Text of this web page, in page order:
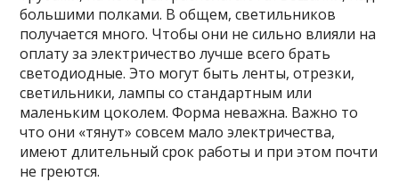
большими полками. В общем, светильников
получается много. Чтобы они не сильно влияли на
оплату за электричество лучше всего брать
светодиодные. Это могут быть ленты, отрезки,
светильники, лампы со стандартным или
маленьким цоколем. Форма неважна. Важно то
что они «тянут» совсем мало электричества,
имеют длительный срок работы и при этом почти
не греются.